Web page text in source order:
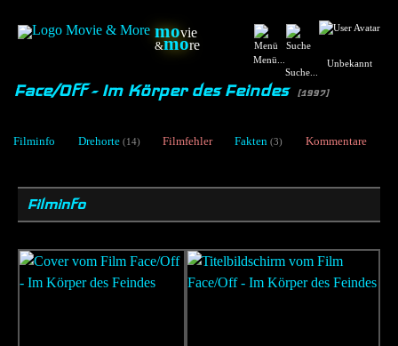
movie
&more
Menü...
Suche...
Unbekannt
Face/Off - Im Körper des Feindes [1997]
Filminfo Drehorte (14) Filmfehler Fakten (3) Kommentare
Filminfo